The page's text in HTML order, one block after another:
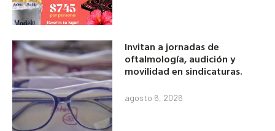
Invitan a jornadas de
oftalmología, audición y
movilidad en sindicaturas.
agosto 6, 2026